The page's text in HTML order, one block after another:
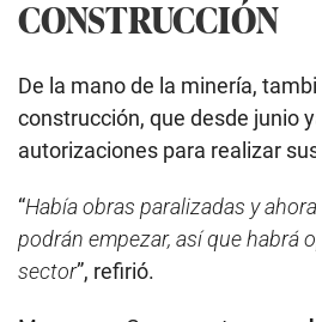
CONSTRUCCIÓN
De la mano de la minería,
construcción, que desde junio
autorizaciones para realizar
“Había obras paralizadas y
podrán empezar, así que habrá
sector”, refirió.